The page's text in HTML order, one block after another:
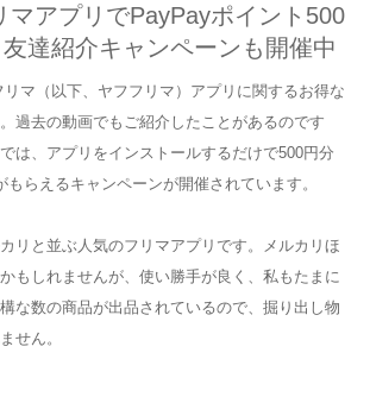
マアプリでPayPayポイント500
達紹介キャンペーンも開催中
マ（以下、ヤフフリマ）アプリに関するお得な
過去の動画でもご紹介したことがあるのです
は、アプリをインストールするだけで500円分
らえるキャンペーンが開催されています。
リと並ぶ人気のフリマアプリです。メルカリほ
もしれませんが、使い勝手が良く、私もたまに
な数の商品が出品されているので、掘り出し物
せん。